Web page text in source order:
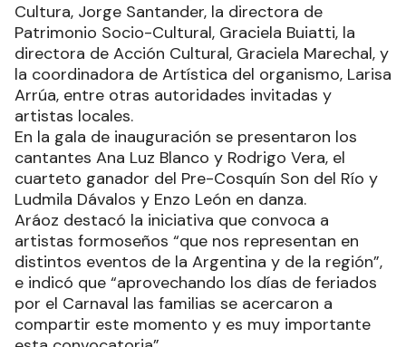
Cultura, Jorge Santander, la directora de
Patrimonio Socio-Cultural, Graciela Buiatti, la
directora de Acción Cultural, Graciela Marechal, y
la coordinadora de Artística del organismo, Larisa
Arrúa, entre otras autoridades invitadas y
artistas locales.
En la gala de inauguración se presentaron los
cantantes Ana Luz Blanco y Rodrigo Vera, el
cuarteto ganador del Pre-Cosquín Son del Río y
Ludmila Dávalos y Enzo León en danza.
Aráoz destacó la iniciativa que convoca a
artistas formoseños “que nos representan en
distintos eventos de la Argentina y de la región”,
e indicó que “aprovechando los días de feriados
por el Carnaval las familias se acercaron a
compartir este momento y es muy importante